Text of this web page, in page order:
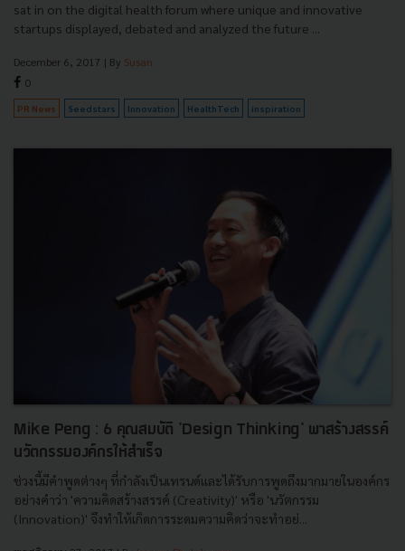
sat in on the digital health forum where unique and innovative
startups displayed, debated and analyzed the future ...
December 6, 2017 | By Susan
0
PR News Seedstars Innovation HealthTech inspiration
Mike Peng : 6 คุณสมบัติ 'Design Thinking' พาสร้างสรรค์
นวัตกรรมองค์กรให้สำเร็จ
ช่วงนี้มีคำพูดต่างๆ ที่กำลังเป็นเทรนด์และได้รับการพูดถึงมากมายในองค์กร
อย่างคำว่า 'ความคิดสร้างสรรค์ (Creativity)' หรือ 'นวัตกรรม
(Innovation)' จึงทำให้เกิดการระดมความคิดว่าจะทำอย่...